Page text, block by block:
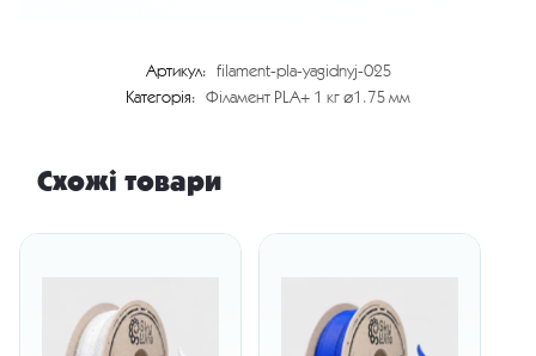
Артикул: filament-pla-yagidnyj-025
Категорія: Філамент PLA+ 1 кг ⌀1.75 мм
Схожі товари